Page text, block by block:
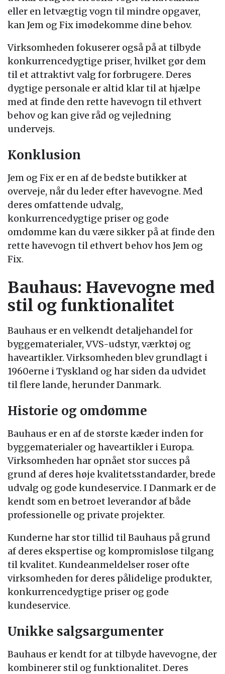
eller en letvægtig vogn til mindre opgaver,
kan Jem og Fix imødekomme dine behov.
Virksomheden fokuserer også på at tilbyde
konkurrencedygtige priser, hvilket gør dem
til et attraktivt valg for forbrugere. Deres
dygtige personale er altid klar til at hjælpe
med at finde den rette havevogn til ethvert
behov og kan give råd og vejledning
undervejs.
Konklusion
Jem og Fix er en af de bedste butikker at
overveje, når du leder efter havevogne. Med
deres omfattende udvalg,
konkurrencedygtige priser og gode
omdømme kan du være sikker på at finde den
rette havevogn til ethvert behov hos Jem og
Fix.
Bauhaus: Havevogne med
stil og funktionalitet
Bauhaus er en velkendt detaljehandel for
byggematerialer, VVS-udstyr, værktøj og
haveartikler. Virksomheden blev grundlagt i
1960erne i Tyskland og har siden da udvidet
til flere lande, herunder Danmark.
Historie og omdømme
Bauhaus er en af de største kæder inden for
byggematerialer og haveartikler i Europa.
Virksomheden har opnået stor succes på
grund af deres høje kvalitetsstandarder, brede
udvalg og gode kundeservice. I Danmark er de
kendt som en betroet leverandør af både
professionelle og private projekter.
Kunderne har stor tillid til Bauhaus på grund
af deres ekspertise og kompromisløse tilgang
til kvalitet. Kundeanmeldelser roser ofte
virksomheden for deres pålidelige produkter,
konkurrencedygtige priser og gode
kundeservice.
Unikke salgsargumenter
Bauhaus er kendt for at tilbyde havevogne, der
kombinerer stil og funktionalitet. Deres